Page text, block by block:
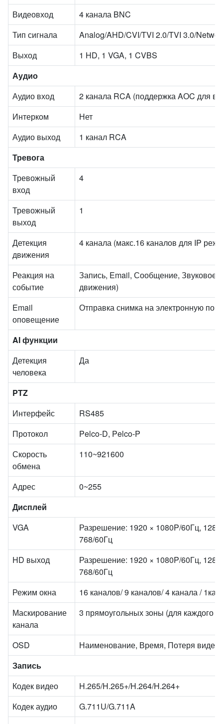
Видеовход
4 канала BNC
Тип сигнала
Analog/AHD/CVI/TVI 2.0/TVI 3.0/
Выход
1 HD, 1 VGA, 1 CVBS
Аудио
Аудио вход
2 канала RCA (поддержка AОC для
Интерком
Нет
Аудио выход
1 канал RCA
Тревога
Тревожный
вход
4
Тревожный
выход
1
Детекция
движения
4 канала (макс.16 каналов для IP
Реакция на
событие
Запись, Email, Сообщение, Звуковое
движения)
Email
оповещение
Отправка снимка на электронную
AI функции
Детекция
человека
Да
PTZ
Интерфейс
RS485
Протокол
Pelco-D, Pelco-P
Скорость
обмена
110~921600
Адрес
0~255
Дисплей
VGA
Разрешение: 1920 × 1080P/60Гц,
768/60Гц
HD выход
Разрешение: 1920 × 1080P/60Гц,
768/60Гц
Режим окна
16 каналов/ 9 каналов/ 4 канала /
Маскирование
канала
3 прямоугольных зоны (для каждого
OSD
Наименование, Время, Потеря
Запись
Кодек видео
H.265/H.265+/H.264/H.264+
Кодек аудио
G.711U/G.711A